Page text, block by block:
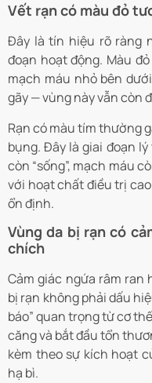
Vết rạn có màu đỏ
Đây là tín hiệu rõ ràng
đoạn hoạt động. Màu
mạch máu nhỏ bên
gãy — vùng này vẫn còn
Rạn có màu tím thường
bụng. Đây là giai đoạn
còn “sống”, mạch máu
với hoạt chất điều trị
ổn định.
Vùng da bị rạn có
chích
Cảm giác ngứa râm ran
bị rạn không phải dấu
báo” quan trọng từ cơ
căng và bắt đầu tổn
kèm theo sự kích hoạt
hạ bì.